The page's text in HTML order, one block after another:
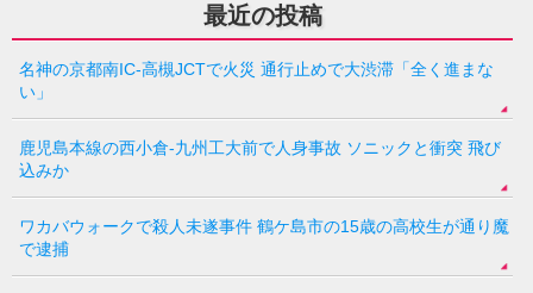
最近の投稿
名神の京都南IC-高槻JCTで火災 通行止めで大渋滞「全く進まな
い」
鹿児島本線の西小倉-九州工大前で人身事故 ソニックと衝突 飛び
込みか
ワカバウォークで殺人未遂事件 鶴ケ島市の15歳の高校生が通り魔
で逮捕